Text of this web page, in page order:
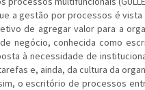
por processos é vista
de agregar valor para a
negócio, conhecida como
à necessidade de
e, ainda, da cultura da
escritório de processos entra